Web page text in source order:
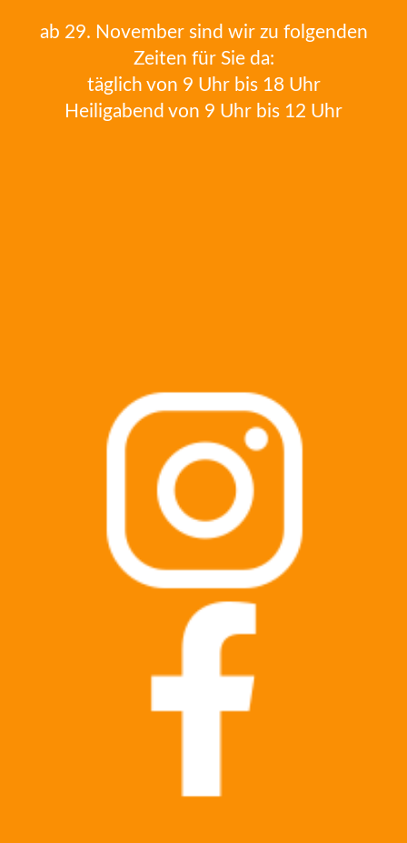
ab 29. November sind wir zu folgenden
Zeiten für Sie da:
täglich von 9 Uhr bis 18 Uhr
Heiligabend von 9 Uhr bis 12 Uhr